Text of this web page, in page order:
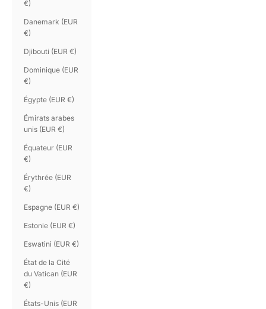
€)
Danemark (EUR
€)
Djibouti (EUR €)
Dominique (EUR
€)
Égypte (EUR €)
Émirats arabes
unis (EUR €)
Équateur (EUR
€)
Érythrée (EUR
€)
Espagne (EUR €)
Estonie (EUR €)
Eswatini (EUR €)
État de la Cité
du Vatican (EUR
€)
États-Unis (EUR